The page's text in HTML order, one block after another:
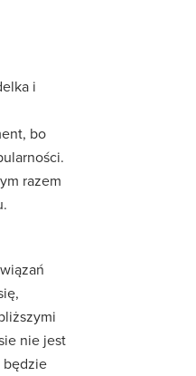
i
bo
razem
nie jest
będzie